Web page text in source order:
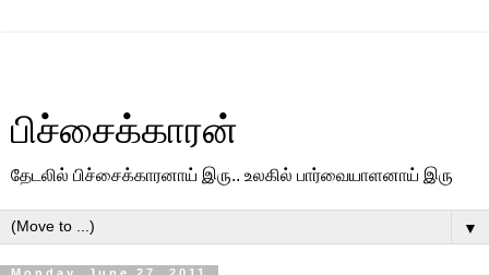
பிச்சைக்காரன்
தேடலில் பிச்சைக்காரனாய் இரு.. உலகில் பார்வையாளனாய் இரு
▼